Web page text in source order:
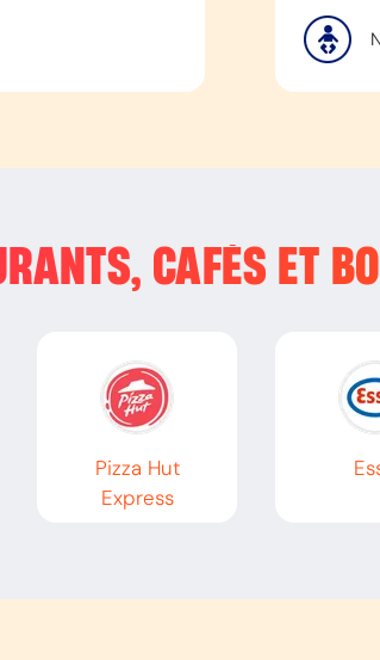
CAFÉS ET
Pizza Hut
Express